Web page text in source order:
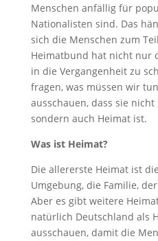
Menschen anfällig für
Nationalisten sind. Das
sich die Menschen zum
Heimatbund hat nicht nur
in die Vergangenheit zu
fragen, was müssen wir
ausschauen, dass sie
sondern auch Heimat ist.
Was ist Heimat?
Die allererste Heimat ist
Umgebung, die Familie,
Aber es gibt weitere
natürlich Deutschland als
ausschauen, damit die